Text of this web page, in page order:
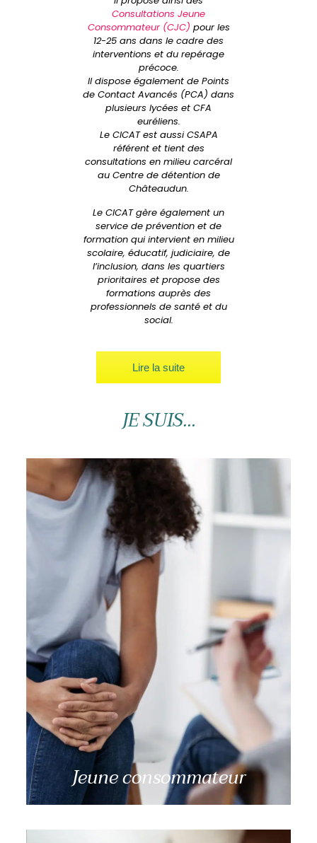
Consultations Jeune
Consommateur (CJC) pour les
12-25 ans dans le cadre des
interventions et du repérage
précoce.
Il dispose également de Points
de Contact Avancés (PCA) dans
plusieurs lycées et CFA
euréliens.
Le CICAT est aussi CSAPA
référent et tient des
consultations en milieu carcéral
au Centre de détention de
Châteaudun.
Le CICAT gère également un
service de prévention et de
formation qui intervient en milieu
scolaire, éducatif, judiciaire, de
l’inclusion, dans les quartiers
prioritaires et propose des
formations auprès des
professionnels de santé et du
social.
Lire la suite
JE SUIS…
Jeune consommateur
J’ai entre 12 et 25 ans, j’ai expérimenté certaines
consommations. Comment savoir où j’en suis ?
En savoir plus